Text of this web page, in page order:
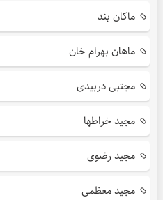
ماکان بند
ماهان بهرام خان
مجتبی دربیدی
مجید خراطها
مجید رضوی
مجید معظمی